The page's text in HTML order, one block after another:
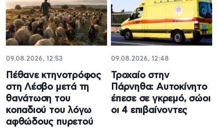
09.08.2026, 12:53
Πέθανε κτηνοτρόφος
στη Λέσβο μετά τη
θανάτωση του
κοπαδιού του λόγω
αφθώδους πυρετού
09.08.2026, 12:48
Τροχαίο στην
Πάρνηθα: Αυτοκίνητο
έπεσε σε γκρεμό, σώοι
οι 4 επιβαίνοντες